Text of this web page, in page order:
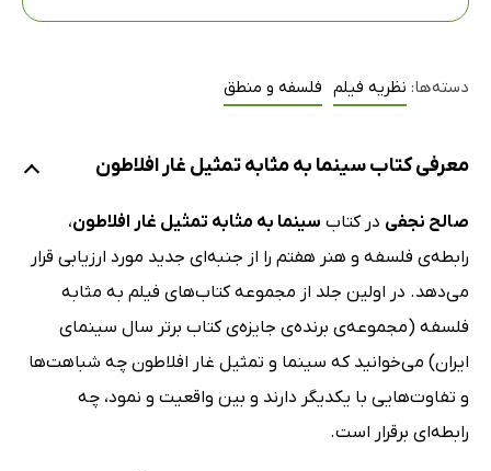
دسته‌ها: نظریه فیلم فلسفه و منطق
معرفی کتاب سینما به مثابه تمثیل غار افلاطون
صالح نجفی در کتاب سینما به مثابه تمثیل غار افلاطون،
رابطه‌ی فلسفه و هنر هفتم را از جنبه‌ای جدید مورد ارزیابی قرار
می‌دهد. در اولین جلد از مجموعه کتاب‌های فیلم به مثابه
فلسفه (مجموعه‌ی برنده‌ی جایزه‌ی کتاب برتر سال سینمای
ایران) می‌خوانید که سینما و تمثیل غار افلاطون چه شباهت‌ها
و تفاوت‌هایی با یکدیگر دارند و بین واقعیت و نمود، چه
رابطه‌ای برقرار است.